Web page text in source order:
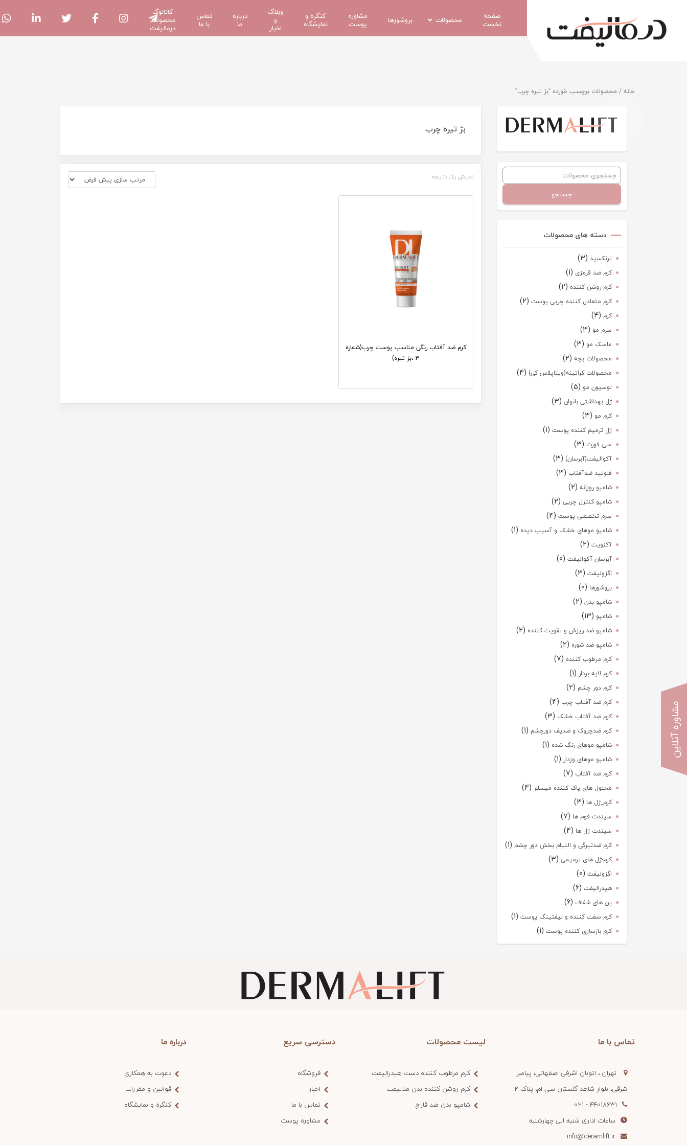
مشاوره آنلاین
صفحه
نخست محصولات بروشورها مشاوره
پوست
کنگره و
نمایشگاه
وبلاگ
و
اخبار
درباره
ما
تماس
با ما
کاتالوگ
محصولات
درمالیفت
خانه/ محصولات برچسب خورده “بژ تیره چرب”
جستجو
دسته های محصولات
ترنکسید (3)
کرم ضد قرمزی (1)
کرم روشن کننده (2)
کرم متعادل کننده چربی پوست (2)
کرم (4)
سرم مو (3)
ماسک مو (3)
محصولات بچه (2)
محصولات کراتینه(ویتاپلاس کی) (4)
لوسیون مو (5)
ژل بهداشتی بانوان (3)
کرم مو (3)
ژل ترمیم کننده پوست (1)
سی فورت (3)
آکوالیفت(آبرسان) (3)
فلوئید ضدآفتاب (3)
شامپو روزانه (2)
شامپو کنترل چربی (2)
سرم تخصصی پوست (4)
شامپو موهای خشک و آسیب دیده (1)
آکنویت (2)
آبرسان آکوالیفت (0)
اگزولیفت (3)
بروشورها (0)
شامپو بدن (2)
شامپو (13)
شامپو ضد ریزش و تقویت کننده (2)
شامپو ضد شوره (2)
کرم مرطوب کننده (7)
کرم لایه بردار (1)
کرم دور چشم (2)
کرم ضد آفتاب چرب (4)
کرم ضد آفتاب خشک (3)
کرم ضدچروک و ضدپف دورچشم (1)
شامپو موهای رنگ شده (1)
شامپو موهای وزدار (1)
کرم ضد آفتاب (7)
محلول های پاک کننده میسلار (4)
کرم_ژل ها (3)
سیندت فوم ها (7)
سیندت ژل ها (4)
کرم ضدتیرگی و التیام بخش دور چشم (1)
کرم-ژل های ترمیمی (3)
اگزولیفت (0)
هیدرالیفت (6)
پن های شفاف (6)
کرم سفت کننده و لیفتینگ پوست (1)
کرم بازسازی کننده پوست (1)
بژ تیره چرب
نمایش یک نتیجه
کرم ضد آفتاب رنگی مناسب پوست چرب(شماره
3 ،بژ تیره)
تماس با ما
تهران ، اتوبان اشرفی اصفهانی، پیامبر
شرقی، بلوار شاهد گلستان سی ام، پلاک 2
44018631 - 021
ساعات اداری شنبه الی چهارشنبه
info@deramlift.ir
لیست محصولات
کرم مرطوب کننده دست هیدرالیفت
کرم روشن کننده بدن ملالیفت
شامپو بدن ضد قارچ
دسترسی سریع
فروشگاه
اخبار
تماس با ما
مشاوره پوست
درباره ما
دعوت به همکاری
قوانین و مقررات
کنگره و نمایشگاه